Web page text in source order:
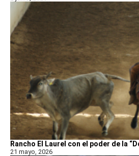
Rancho El Laurel con el poder de la
21 mayo, 2026